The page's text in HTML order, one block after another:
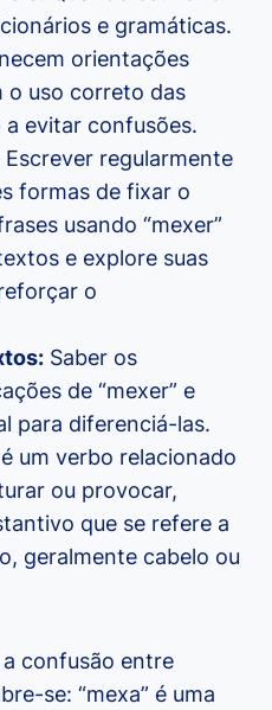
e gramáticas.
orientações
o uso correto das
a evitar confusões.
Escrever regularmente
formas de fixar o
usando “mexer”
e explore suas
o
Saber os
de “mexer” e
para diferenciá-las.
um verbo relacionado
ou provocar,
que se refere a
geralmente cabelo ou
confusão entre
se: “mexa” é uma